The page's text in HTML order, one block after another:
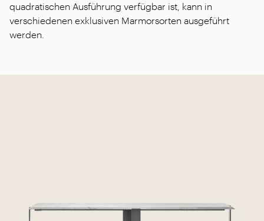
quadratischen Ausführung verfügbar ist, kann in
verschiedenen exklusiven Marmorsorten ausgeführt
werden.